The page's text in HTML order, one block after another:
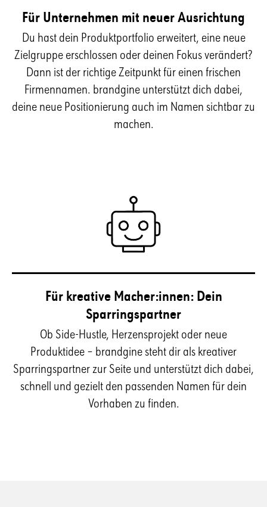
Für Unternehmen mit neuer Ausrichtung
Du hast dein Produktportfolio erweitert, eine neue
Zielgruppe erschlossen oder deinen Fokus verändert?
Dann ist der richtige Zeitpunkt für einen frischen
Firmennamen. brandgine unterstützt dich dabei,
deine neue Positionierung auch im Namen sichtbar zu
machen.
Für kreative Macher:innen: Dein
Sparringspartner
Ob Side-Hustle, Herzensprojekt oder neue
Produktidee – brandgine steht dir als kreativer
Sparringspartner zur Seite und unterstützt dich dabei,
schnell und gezielt den passenden Namen für dein
Vorhaben zu finden.